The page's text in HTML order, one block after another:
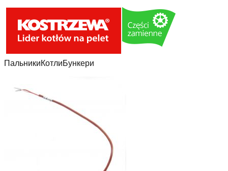
ПальникиКотлиБункери